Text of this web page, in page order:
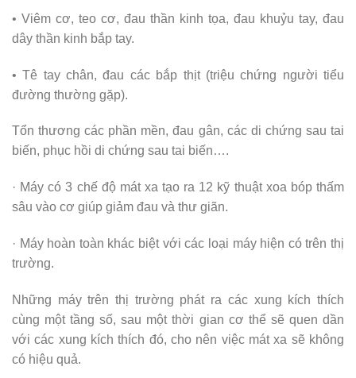
• Viêm cơ, teo cơ, đau thần kinh tọa, đau khuỷu tay, đau
dây thần kinh bắp tay.
• Tê tay chân, đau các bắp thịt (triệu chứng người tiểu
đường thường gặp).
Tổn thương các phần mền, đau gân, các di chứng sau tai
biến, phục hồi di chứng sau tai biến….
· Máy có 3 chế độ mát xa tạo ra 12 kỹ thuật xoa bóp thấm
sâu vào cơ giúp giảm đau và thư giãn.
· Máy hoàn toàn khác biệt với các loại máy hiện có trên thị
trường.
Những máy trên thị trường phát ra các xung kích thích
cùng một tầng số, sau một thời gian cơ thể sẽ quen dần
với các xung kích thích đó, cho nên việc mát xa sẽ không
có hiệu quả.